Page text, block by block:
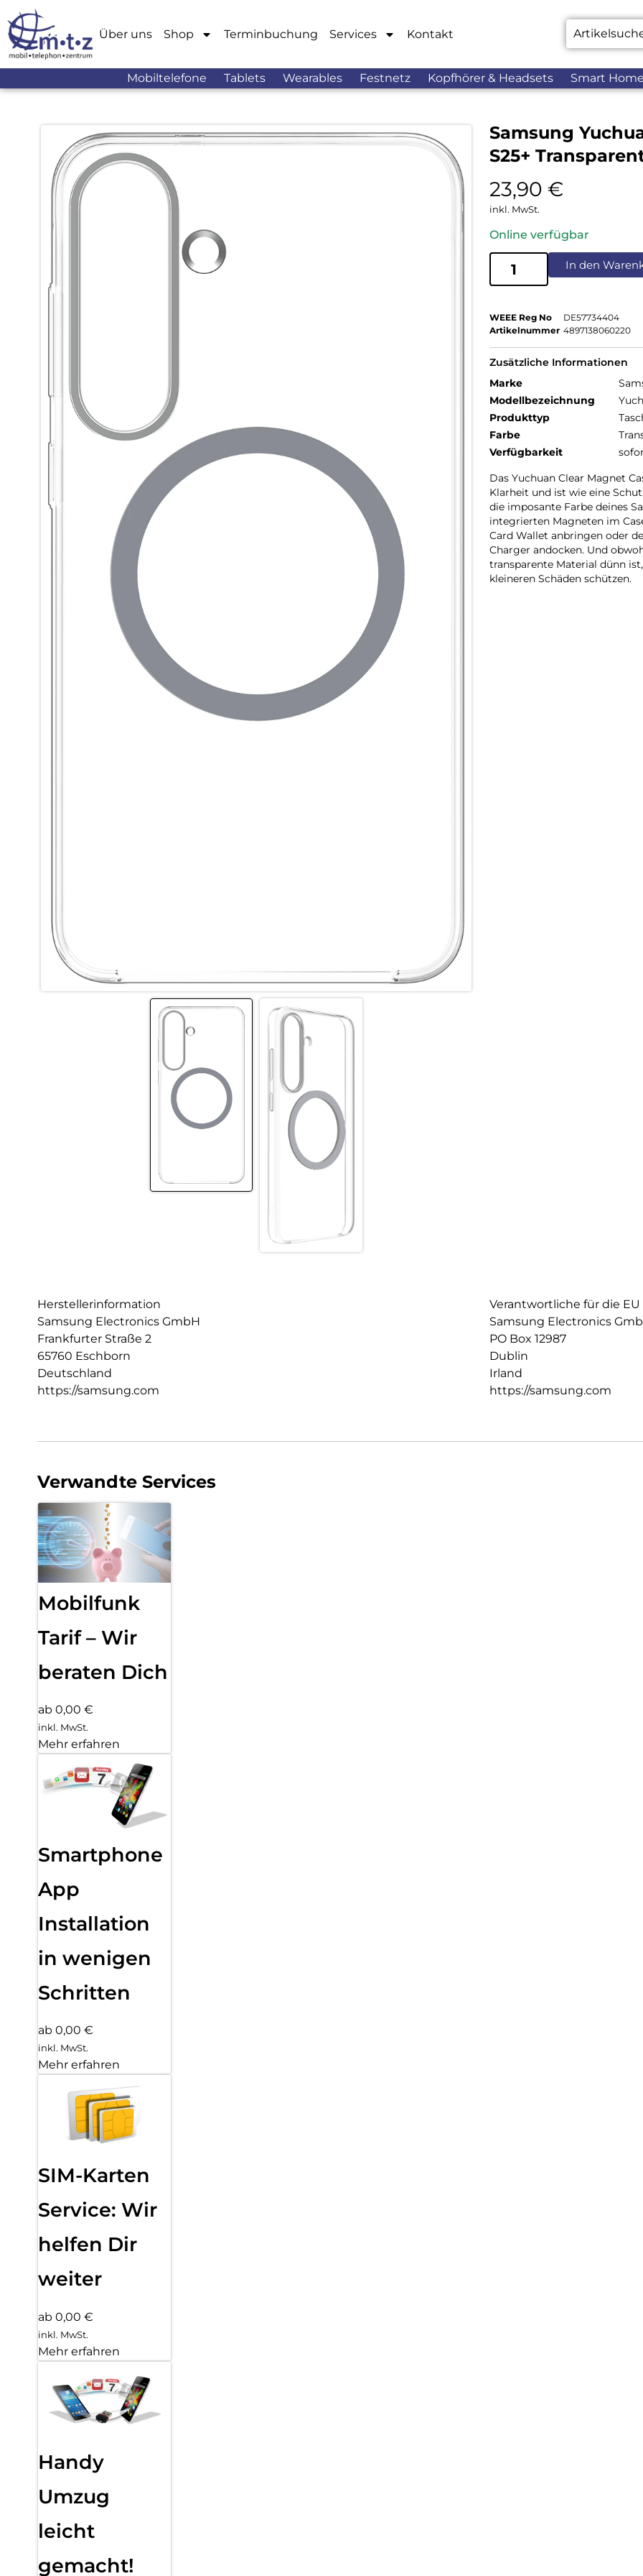
Über uns Shop Terminbuchung Services Kontakt
Mobiltelefone Tablets Wearables Festnetz Kopfhörer & Headsets Smart
Samsung
S25+
23,90 €
inkl. MwSt.
Online verfügbar
In den
WEEE Reg No
DE57734404
Artikelnummer 4897138060220
Zusätzliche Informationen
Marke
Modellbezeichnung
Produkttyp
Farbe
Verfügbarkeit
Das Yuchuan Clear Magnet
Klarheit und ist wie eine
die imposante Farbe deines
integrierten Magneten im
Card Wallet anbringen oder
Charger andocken. Und
transparente Material dünn
kleineren Schäden schützen.
Herstellerinformation
Samsung Electronics GmbH
Frankfurter Straße 2
65760 Eschborn
Deutschland
https://samsung.com
Verantwortliche für die EU
Samsung Electronics
PO Box 12987
Dublin
Irland
https://samsung.com
Verwandte Services
Mobilfunk
Tarif – Wir
beraten Dich
ab 0,00 €
inkl. MwSt.
Mehr erfahren
Smartphone
App
Installation
in wenigen
Schritten
ab 0,00 €
inkl. MwSt.
Mehr erfahren
SIM-Karten
Service: Wir
helfen Dir
weiter
ab 0,00 €
inkl. MwSt.
Mehr erfahren
Handy
Umzug
leicht
gemacht!